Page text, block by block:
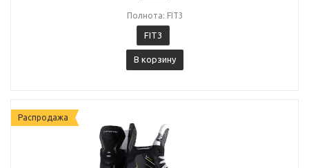
Полнота: FIT3
FIT3
В корзину
Распродажа